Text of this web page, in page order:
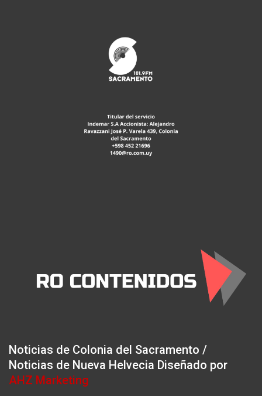
Noticias de Colonia del Sacramento /
Noticias de Nueva Helvecia Diseñado por
AHZ Marketing